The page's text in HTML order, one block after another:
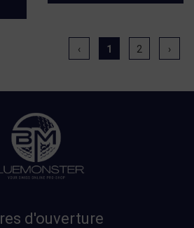
‹ 1 2 ›
d'ouverture